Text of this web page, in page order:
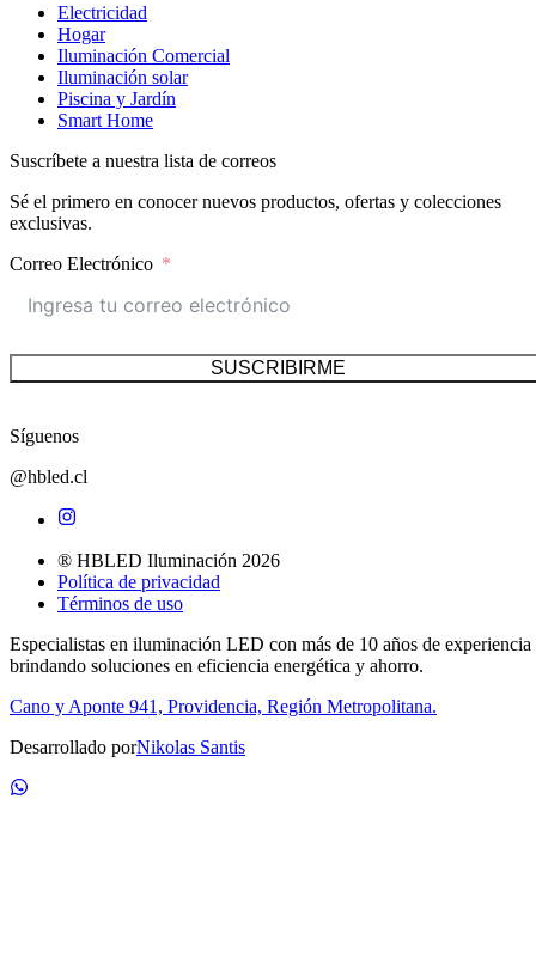
Electricidad
Hogar
Iluminación Comercial
Iluminación solar
Piscina y Jardín
Smart Home
Suscríbete a nuestra lista de correos
Sé el primero en conocer nuevos productos, ofertas y colecciones
exclusivas.
Correo Electrónico
SUSCRIBIRME
Síguenos
@hbled.cl
® HBLED Iluminación 2026
Política de privacidad
Términos de uso
Especialistas en iluminación LED con más de 10 años de experiencia
brindando soluciones en eficiencia energética y ahorro.
Cano y Aponte 941, Providencia, Región Metropolitana.
Desarrollado porNikolas Santis